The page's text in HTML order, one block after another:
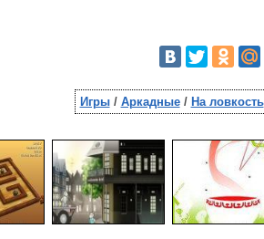
Игры/ Аркадные/ На ловкость